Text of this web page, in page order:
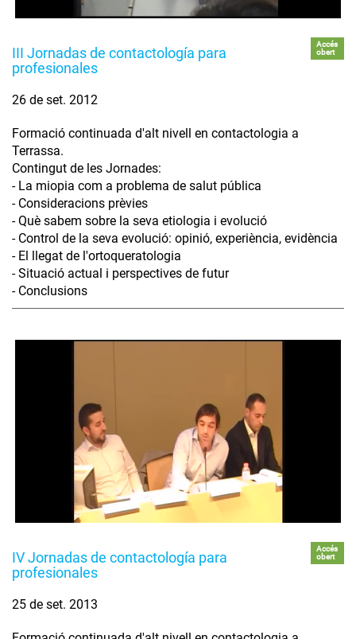
III Jornadas de contactología para
profesionales
Accés
obert
26 de set. 2012
Formació continuada d'alt nivell en contactologia a
Terrassa.
Contingut de les Jornades:
- La miopia com a problema de salut pública
- Consideracions prèvies
- Què sabem sobre la seva etiologia i evolució
- Control de la seva evolució: opinió, experiència, evidència
- El llegat de l'ortoqueratologia
- Situació actual i perspectives de futur
- Conclusions
IV Jornadas de contactología para
profesionales
Accés
obert
25 de set. 2013